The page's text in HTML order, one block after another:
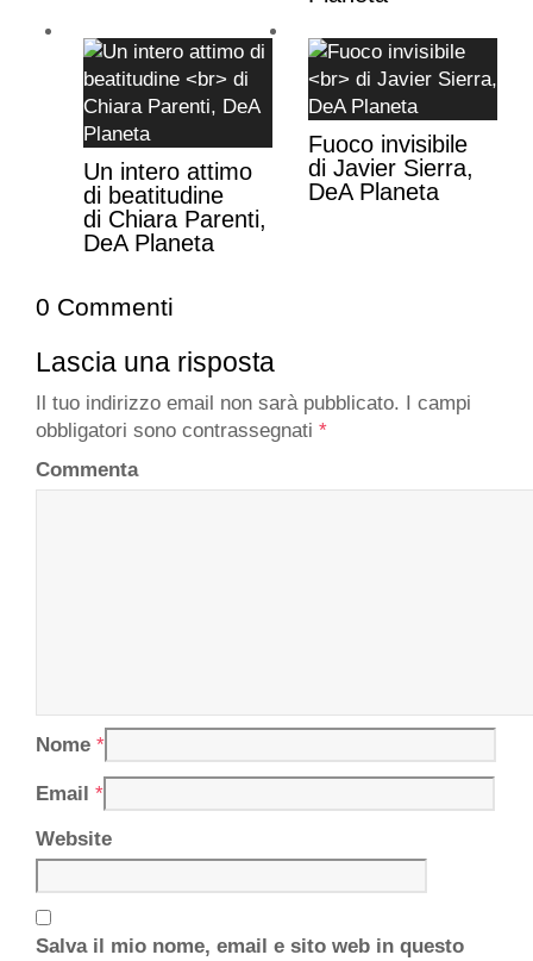
Un intero attimo
di beatitudine
di Chiara Parenti,
DeA Planeta
Fuoco invisibile
di Javier Sierra,
DeA Planeta
0 Commenti
Lascia una risposta
Il tuo indirizzo email non sarà pubblicato. I campi
obbligatori sono contrassegnati *
Commenta
Nome *
Email *
Website
Salva il mio nome, email e sito web in questo